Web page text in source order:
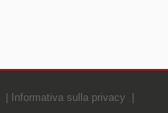
Informativa sulla privacy